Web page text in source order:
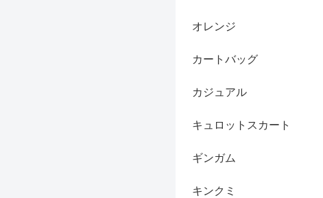
オレンジ
カートバッグ
カジュアル
キュロットスカート
ギンガム
キンクミ